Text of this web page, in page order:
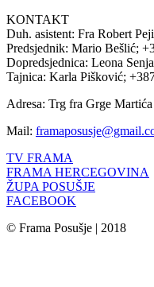
KONTAKT
Duh. asistent: Fra Robert
Predsjednik: Mario Bešlić;
Dopredsjednica: Leona
Tajnica: Karla Pišković;
Adresa: Trg fra Grge
Mail:
TV FRAMA
FRAMA HERCEGOVINA
ŽUPA POSUŠJE
FACEBOOK
© Frama Posušje | 2018